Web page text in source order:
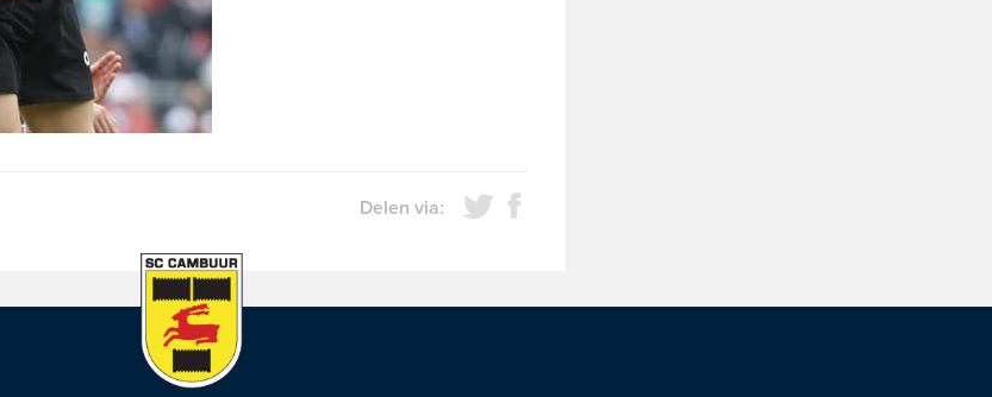
Delen via: